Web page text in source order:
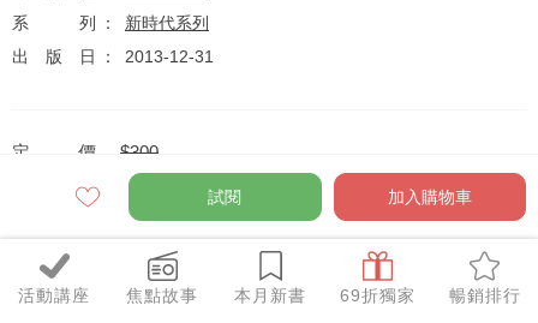
活動講座 焦點故事 本月新書 69折獨家 暢銷排行
系列
新時代系列
出版日
2013-12-31
定價 $300
優惠價 $237元
全網任10件75折（獨家及特惠品除外）
試閱 加入購物車